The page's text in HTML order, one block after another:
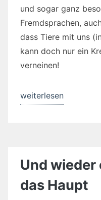
und sogar ganz
Fremdsprachen,
dass Tiere mit uns
kann doch nur ein
verneinen!
„Sprache
weiterlesen
Und wieder
das Haupt